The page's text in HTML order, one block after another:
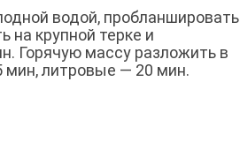
водой, пробланшировать
на крупной терке и
Горячую массу разложить в
мин, литровые — 20 мин.